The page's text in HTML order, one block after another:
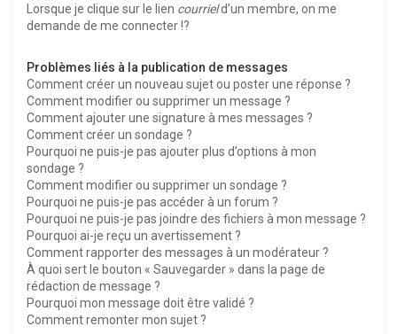
Lorsque je clique sur le lien courrield’un membre, on me
demande de me connecter !?
Problèmes liés à la publication de messages
Comment créer un nouveau sujet ou poster une réponse ?
Comment modifier ou supprimer un message ?
Comment ajouter une signature à mes messages ?
Comment créer un sondage ?
Pourquoi ne puis-je pas ajouter plus d’options à mon
sondage ?
Comment modifier ou supprimer un sondage ?
Pourquoi ne puis-je pas accéder à un forum ?
Pourquoi ne puis-je pas joindre des fichiers à mon message ?
Pourquoi ai-je reçu un avertissement ?
Comment rapporter des messages à un modérateur ?
À quoi sert le bouton « Sauvegarder » dans la page de
rédaction de message ?
Pourquoi mon message doit être validé ?
Comment remonter mon sujet ?